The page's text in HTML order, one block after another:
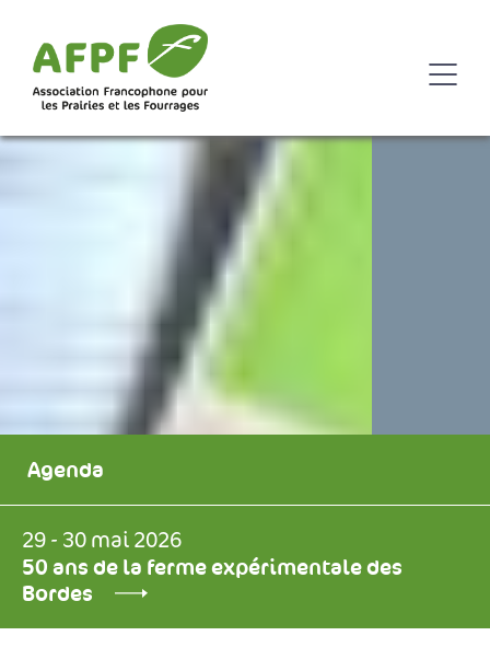
Agenda
29 - 30 mai 2026
50 ans de la ferme expérimentale des
Bordes